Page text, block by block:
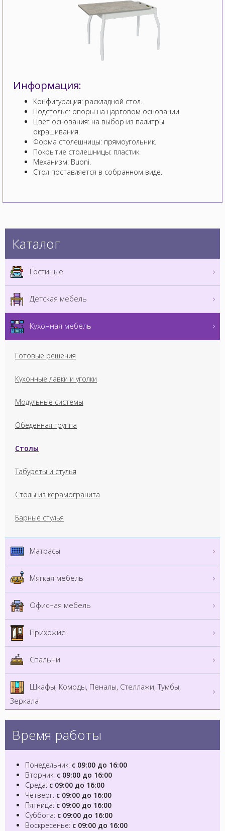
Информация:
Конфигурация: раскладной стол.
Подстолье: опоры на царговом основании.
Цвет основания: на выбор из палитры
окрашивания.
Форма столешницы: прямоугольник.
Покрытие столешницы: пластик.
Механизм: Buoni.
Стол поставляется в собранном виде.
Каталог
Гостиные
Детская мебель
Кухонная мебель
Готовые решения
Кухонные лавки и уголки
Модульные системы
Обеденная группа
Столы
Табуреты и стулья
Столы из керамогранита
Барные стулья
Матрасы
Мягкая мебель
Офисная мебель
Прихожие
Спальни
Шкафы, Комоды, Пеналы, Стеллажи, Тумбы,
Зеркала
Время работы
Понедельник: с 09:00 до 16:00
Вторник: с 09:00 до 16:00
Среда: с 09:00 до 16:00
Четверг: с 09:00 до 16:00
Пятница: с 09:00 до 16:00
Суббота: с 09:00 до 16:00
Воскресенье: с 09:00 до 16:00